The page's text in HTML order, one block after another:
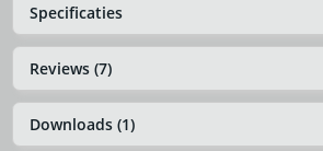
Specificaties
Reviews (7)
Downloads (1)